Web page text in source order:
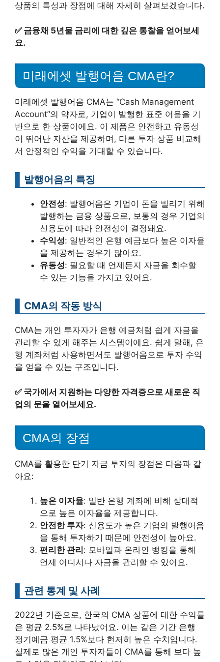
상품의 특성과 장점에 대해 자세히 살펴보겠습니다.
✅ 금융채 5년물 금리에 대한 깊은 통찰을 얻어보세
요.
미래에셋 발행어음 CMA란?
미래에셋 발행어음 CMA는 “Cash Management
Account”의 약자로, 기업이 발행한 표준 어음을 기
반으로 한 상품이에요. 이 제품은 안전하고 유동성
이 뛰어난 자산을 제공하며, 다른 투자 상품 비교해
서 안정적인 수익을 기대할 수 있습니다.
발행어음의 특징
안전성: 발행어음은 기업이 돈을 빌리기 위해
발행하는 금융 상품으로, 보통의 경우 기업의
신용도에 따라 안전성이 결정돼요.
수익성: 일반적인 은행 예금보다 높은 이자율
을 제공하는 경우가 많아요.
유동성: 필요할 때 언제든지 자금을 회수할
수 있는 기능을 가지고 있어요.
CMA의 작동 방식
CMA는 개인 투자자가 은행 예금처럼 쉽게 자금을
관리할 수 있게 해주는 시스템이에요. 쉽게 말해, 은
행 계좌처럼 사용하면서도 발행어음으로 투자 수익
을 얻을 수 있는 구조입니다.
✅ 국가에서 지원하는 다양한 자격증으로 새로운 직
업의 문을 열어보세요.
CMA의 장점
CMA를 활용한 단기 자금 투자의 장점은 다음과 같
아요:
높은 이자율: 일반 은행 계좌에 비해 상대적
으로 높은 이자율을 제공합니다.
안전한 투자: 신용도가 높은 기업의 발행어음
을 통해 투자하기 때문에 안전성이 높아요.
편리한 관리 : 모바일과 온라인 뱅킹을 통해
언제 어디서나 자금을 관리할 수 있어요.
관련 통계 및 사례
2022년 기준으로, 한국의 CMA 상품에 대한 수익률
은 평균 2.5%로 나타났어요. 이는 같은 기간 은행
정기예금 평균 1.5%보다 현저히 높은 수치입니다.
실제로 많은 개인 투자자들이 CMA를 통해 보다 높